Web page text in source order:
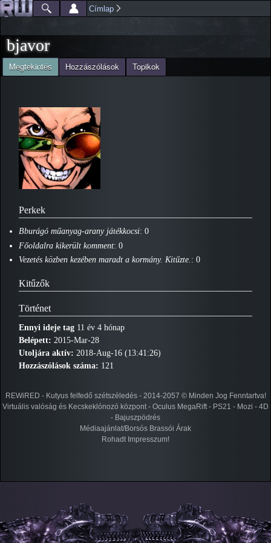
Ugrás a
tartalomra
Főmenü
Jelenlegi hely
Címlap
bjavor
Elsődleges fülek
Megtekintés
(aktív fül) Hozzászólások Topikok
Perkek
Bburágó műanyag-arany játékkocsi: 0
Főoldalra kikerült komment: 0
Vezetés közben kezében maradt a kormány. Kitűzte. : 0
Kitűzők
Történet
Ennyi ideje tag 11 év 4 hónap
Belépett: 2015-Mar-28
Utoljára aktív: 2018-Aug-16 (13:41:26)
Hozzászólások száma: 121
REWiRED - Kutyus felfedő szétszéledés - 2014-2057 © Minden Jog Fenntartva!
Virtuális valóság és Kecskeklónozó központ - Oculus MegaRift - PS21 - Mozi - 4D
- Bajuszpödrés
Médiaajánlat/Borsós Brassói Árak
Rohadt Impresszum!